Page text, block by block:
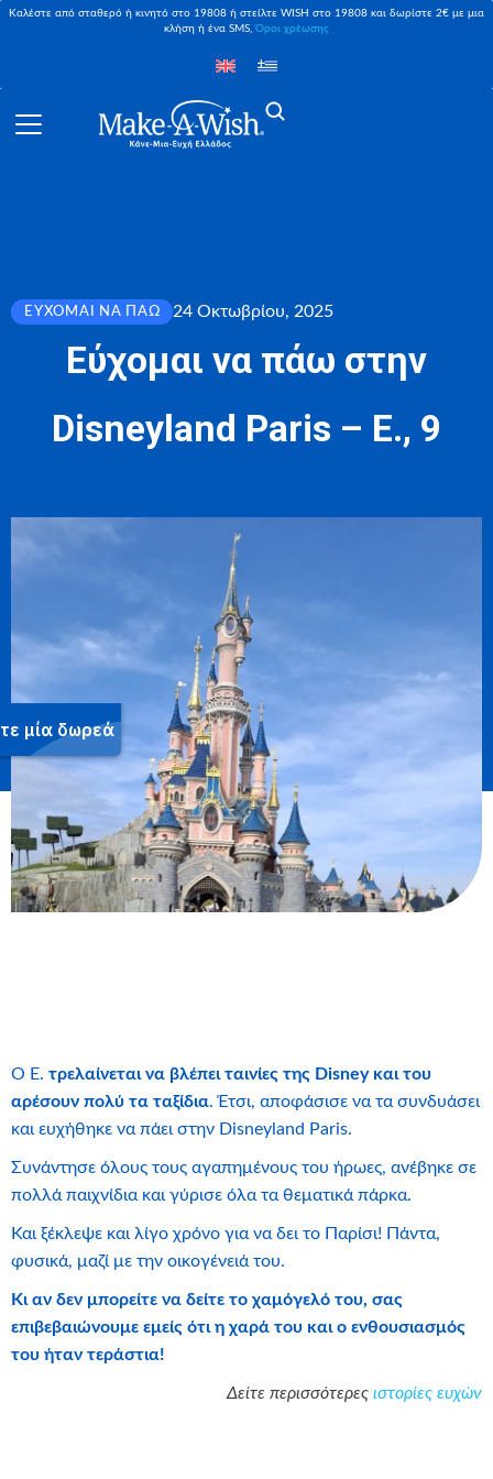
Καλέστε από σταθερό ή κινητό στο 19808 ή στείλτε WISH στο 19808 και δωρίστε 2€ με μια
κλήση ή ένα SMS,Όροι χρέωσης
ΕΎΧΟΜΑΙ ΝΑ ΠΆΩ 24 Οκτωβρίου, 2025
Εύχομαι να πάω στην
Disneyland Paris – Ε., 9
Ο Ε. τρελαίνεται να βλέπει ταινίες της Disneyκαι του
αρέσουν πολύ τα ταξίδια. Έτσι, αποφάσισε να τα συνδυάσει
και ευχήθηκε να πάει στην Disneyland Paris.
Συνάντησε όλους τους αγαπημένους του ήρωες, ανέβηκε σε
πολλά παιχνίδια και γύρισε όλα τα θεματικά πάρκα.
Και ξέκλεψε και λίγο χρόνο για να δει το Παρίσι! Πάντα,
φυσικά, μαζί με την οικογένειά του.
Κι αν δεν μπορείτε να δείτε το χαμόγελό του, σας
επιβεβαιώνουμε εμείς ότι η χαρά του και ο ενθουσιασμός
του ήταν τεράστια!
Δείτε περισσότερες ιστορίες ευχών